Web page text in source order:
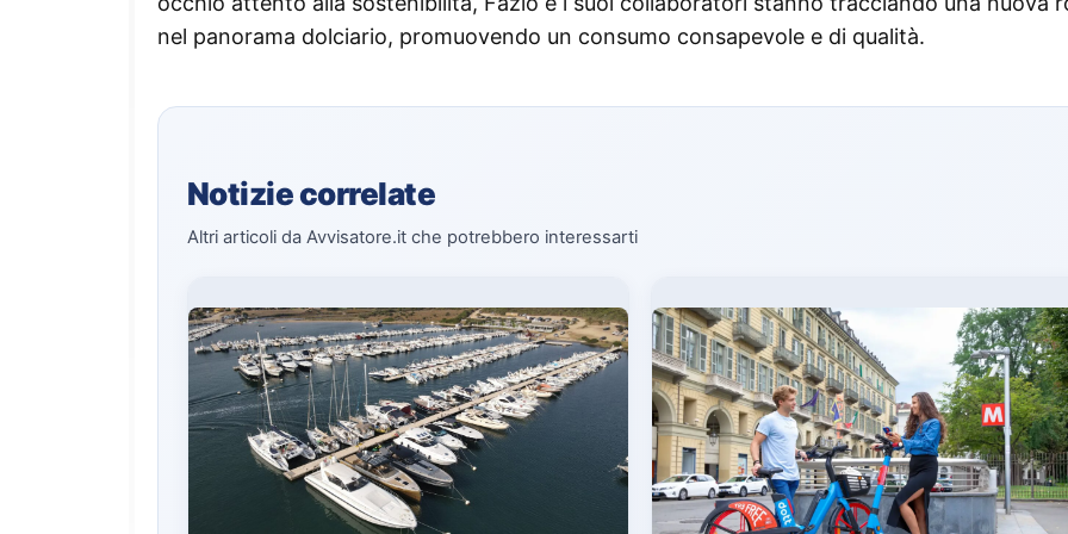
nel panorama dolciario, promuovendo un consumo consapevole e di qualità.
Notizie correlate
Altri articoli da Avvisatore.it che potrebbero interessarti